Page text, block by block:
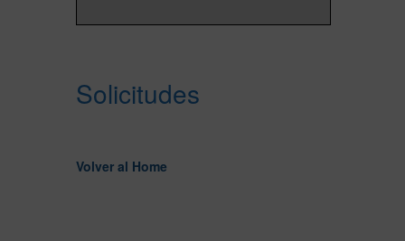
Solicitudes
Volver al Home